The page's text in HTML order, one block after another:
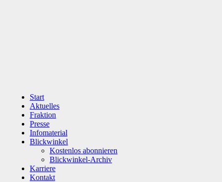
Start
Aktuelles
Fraktion
Presse
Infomaterial
Blickwinkel
Kostenlos abonnieren
Blickwinkel-Archiv
Karriere
Kontakt